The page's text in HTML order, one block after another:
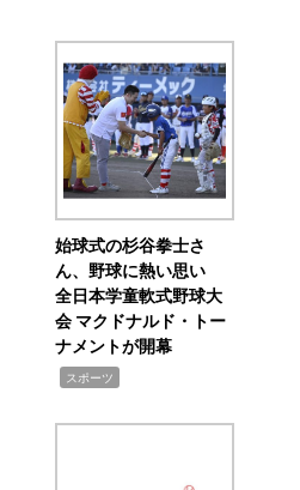
始球式の杉谷拳士さ
ん、野球に熱い思い
全日本学童軟式野球大
会 マクドナルド・トー
ナメントが開幕
スポーツ